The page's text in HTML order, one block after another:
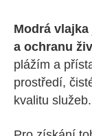
Modrá vlajka
a ochranu
plážím a
prostředí,
kvalitu služeb.